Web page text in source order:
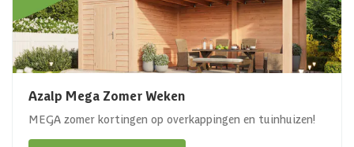
Azalp Mega Zomer Weken
MEGA zomer kortingen op overkappingen en tuinhuizen!